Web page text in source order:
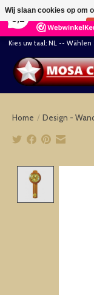
Kies uw taal: NL --
Home / Design -
Wij slaan cookies op om